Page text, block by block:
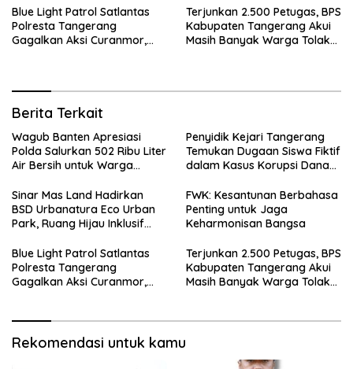
Blue Light Patrol Satlantas
Polresta Tangerang
Gagalkan Aksi Curanmor,
Terjunkan 2.500 Petugas, BPS
Kabupaten Tangerang Akui
Masih Banyak Warga Tolak
Berita Terkait
Wagub Banten Apresiasi
Polda Salurkan 502 Ribu Liter
Air Bersih untuk Warga
Penyidik Kejari Tangerang
Temukan Dugaan Siswa Fiktif
dalam Kasus Korupsi Dana
Sinar Mas Land Hadirkan
BSD Urbanatura Eco Urban
Park, Ruang Hijau Inklusif
FWK: Kesantunan Berbahasa
Penting untuk Jaga
Keharmonisan Bangsa
Blue Light Patrol Satlantas
Polresta Tangerang
Gagalkan Aksi Curanmor,
Terjunkan 2.500 Petugas, BPS
Kabupaten Tangerang Akui
Masih Banyak Warga Tolak
Rekomendasi untuk kamu